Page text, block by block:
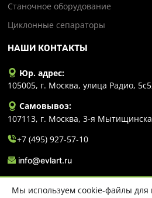
Станочное оборудование
Циклонные сепараторы
НАШИ КОНТАКТЫ
Юр. адрес:
105005, г. Москва, улица Радио,
Самовывоз:
107113, г. Москва, 3-я
+7 (495) 927-57-10
info@evlart.ru
Мы используем cookie-файлы для